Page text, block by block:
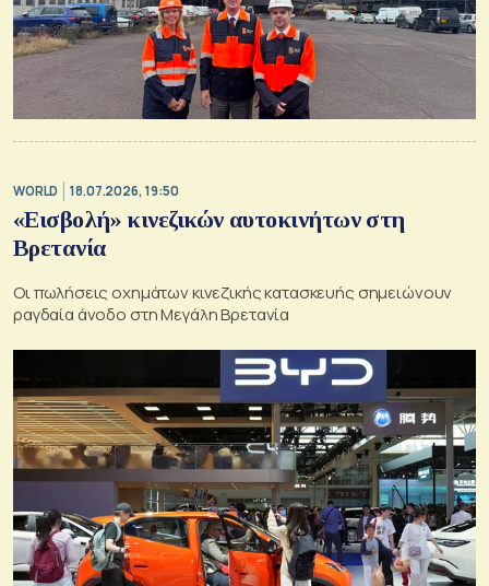
WORLD 18.07.2026, 19:50
«Εισβολή» κινεζικών αυτοκινήτων στη
Βρετανία
Οι πωλήσεις οχημάτων κινεζικής κατασκευής σημειώνουν
ραγδαία άνοδο στη Μεγάλη Βρετανία